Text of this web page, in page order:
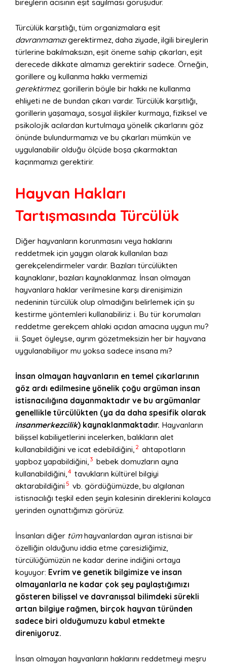
bireylerin acısının eşit sayılması görüşüdür.
Türcülük karşıtlığı, tüm organizmalara eşit
davranmamızıgerektirmez, daha ziyade, ilgili bireylerin
türlerine bakılmaksızın, eşit öneme sahip çıkarları, eşit
derecede dikkate almamızı gerektirir sadece. Örneğin,
gorillere oy kullanma hakkı vermemizi
gerektirmez; gorillerin böyle bir hakkı ne kullanma
ehliyeti ne de bundan çıkarı vardır. Türcülük karşıtlığı,
gorillerin yaşamaya, sosyal ilişkiler kurmaya, fiziksel ve
psikolojik acılardan kurtulmaya yönelik çıkarlarını göz
önünde bulundurmamızı ve bu çıkarları mümkün ve
uygulanabilir olduğu ölçüde boşa çıkarmaktan
kaçınmamızı gerektirir.
Hayvan Hakları
Tartışmasında Türcülük
Diğer hayvanların korunmasını veya haklarını
reddetmek için yaygın olarak kullanılan bazı
gerekçelendirmeler vardır. Bazıları türcülükten
kaynaklanır, bazıları kaynaklanmaz. İnsan olmayan
hayvanlara haklar verilmesine karşı direnişimizin
nedeninin türcülük olup olmadığını belirlemek için şu
kestirme yöntemleri kullanabiliriz: i. Bu tür korumaları
reddetme gerekçem ahlaki açıdan amacına uygun mu?
ii. Şayet öyleyse, ayrım gözetmeksizin her bir hayvana
uygulanabiliyor mu yoksa sadece insana mı?
İnsan olmayan hayvanların en temel çıkarlarının
göz ardı edilmesine yönelik çoğu argüman insan
istisnacılığına dayanmaktadır ve bu argümanlar
genellikle türcülükten (ya da daha spesifik olarak
insanmerkezcilik) kaynaklanmaktadır. Hayvanların
bilişsel kabiliyetlerini incelerken, balıkların alet
kullanabildiğini ve icat edebildiğini, 2 ahtapotların
yapboz yapabildiğini, 3 bebek domuzların ayna
kullanabildiğini, 4 tavukların kültürel bilgiyi
aktarabildiğini 5 vb. gördüğümüzde, bu algılanan
istisnacılığı teşkil eden şeyin kalesinin direklerini kolayca
yerinden oynattığımızı görürüz.
İnsanları diğer tümhayvanlardan ayıran istisnai bir
özelliğin olduğunu iddia etme çaresizliğimiz,
türcülüğümüzün ne kadar derine indiğini ortaya
koyuyor: Evrim ve genetik bilgimize ve insan
olmayanlarla ne kadar çok şey paylaştığımızı
gösteren bilişsel ve davranışsal bilimdeki sürekli
artan bilgiye rağmen, birçok hayvan türünden
sadece biri olduğumuzu kabul etmekte
direniyoruz.
İnsan olmayan hayvanların haklarını reddetmeyi meşru